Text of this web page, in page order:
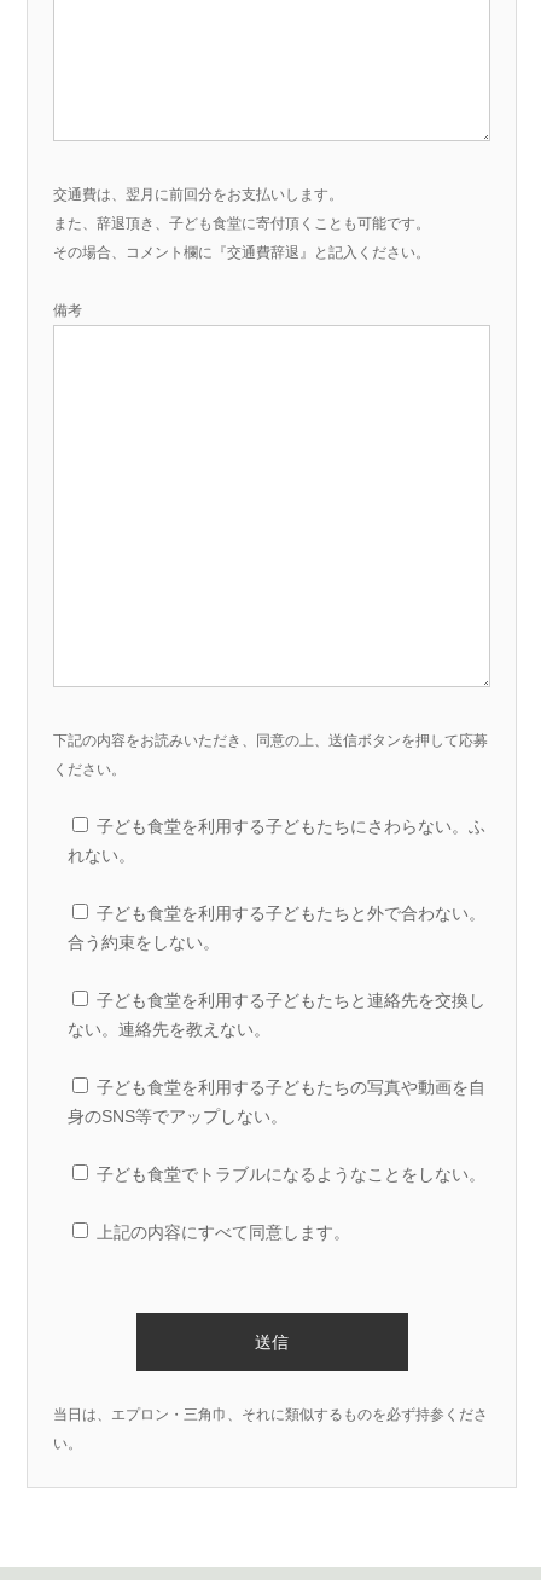
交通費は、翌月に前回分をお支払いします。
また、辞退頂き、子ども食堂に寄付頂くことも可能です。
その場合、コメント欄に『交通費辞退』と記入ください。
備考
下記の内容をお読みいただき、同意の上、送信ボタンを押して応募
ください。
子ども食堂を利用する子どもたちにさわらない。ふ
れない。
子ども食堂を利用する子どもたちと外で合わない。
合う約束をしない。
子ども食堂を利用する子どもたちと連絡先を交換し
ない。連絡先を教えない。
子ども食堂を利用する子どもたちの写真や動画を自
身のSNS等でアップしない。
子ども食堂でトラブルになるようなことをしない。
上記の内容にすべて同意します。
当日は、エプロン・三角巾、それに類似するものを必ず持参くださ
い。